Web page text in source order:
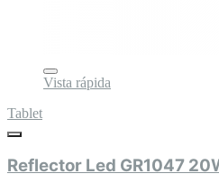
Vista rápida
Tablet
Reflector Led GR1047